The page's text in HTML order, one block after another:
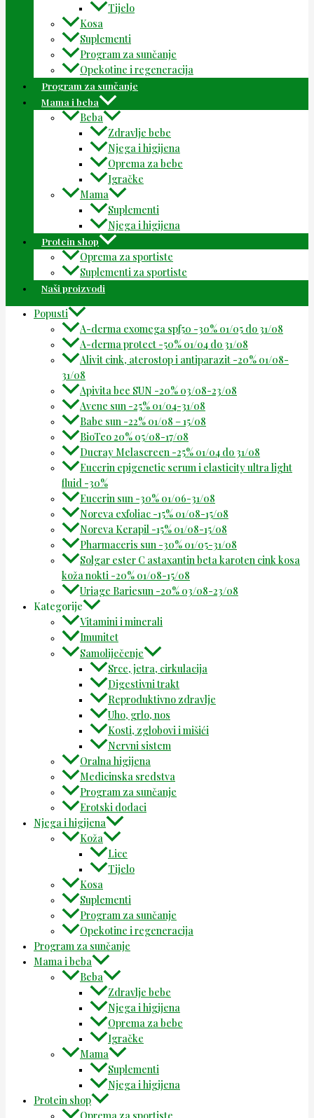
Tijelo
Kosa
Suplementi
Program za sunčanje
Opekotine i regeneracija
Program za sunčanje
Mama i beba
Beba
Zdravlje bebe
Njega i higijena
Oprema za bebe
Igračke
Mama
Suplementi
Njega i higijena
Protein shop
Oprema za sportiste
Suplementi za sportiste
Naši proizvodi
Popusti
A-derma exomega spf50 -30% 01/05 do 31/08
A-derma protect -50% 01/04 do 31/08
Alivit cink, aterostop i antiparazit -20% 01/08-
31/08
Apivita bee SUN -20% 03/08-23/08
Avene sun -25% 01/04-31/08
Babe sun -22% 01/08 – 15/08
BioTeo 20% 05/08-17/08
Ducray Melascreen -25% 01/04 do 31/08
Eucerin epigenetic serum i elasticity ultra light
fluid -30%
Eucerin sun -30% 01/06-31/08
Noreva exfoliac -15% 01/08-15/08
Noreva Kerapil -15% 01/08-15/08
Pharmaceris sun -30% 01/05-31/08
Solgar ester C astaxantin beta karoten cink kosa
koža nokti -20% 01/08-15/08
Uriage Bariesun -20% 03/08-23/08
Kategorije
Vitamini i minerali
Imunitet
Samoliječenje
Srce, jetra, cirkulacija
Digestivni trakt
Reproduktivno zdravlje
Uho, grlo, nos
Kosti, zglobovi i mišići
Nervni sistem
Oralna higijena
Medicinska sredstva
Program za sunčanje
Erotski dodaci
Njega i higijena
Koža
Lice
Tijelo
Kosa
Suplementi
Program za sunčanje
Opekotine i regeneracija
Program za sunčanje
Mama i beba
Beba
Zdravlje bebe
Njega i higijena
Oprema za bebe
Igračke
Mama
Suplementi
Njega i higijena
Protein shop